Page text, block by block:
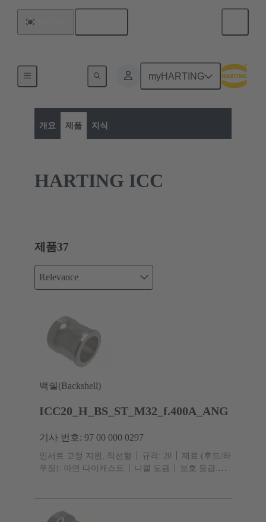
myHARTING
개요 제품 지식
제품 시리즈
HARTING ICC
제품37
Relevance
백쉘(Backshell)
ICC20_H_BS_ST_M32_f.400A_ANG
기사 번호: 97 00 000 0297
인서트 고정 지원, 직선형 규격: 20
재료 (후드/하
우징): 아연 다이캐스트
니켈 도금
보호 등급: